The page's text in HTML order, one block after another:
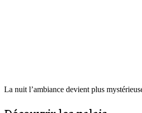
La nuit l’ambiance devient plus